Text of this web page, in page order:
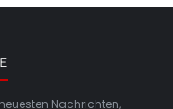
Nachrichten,